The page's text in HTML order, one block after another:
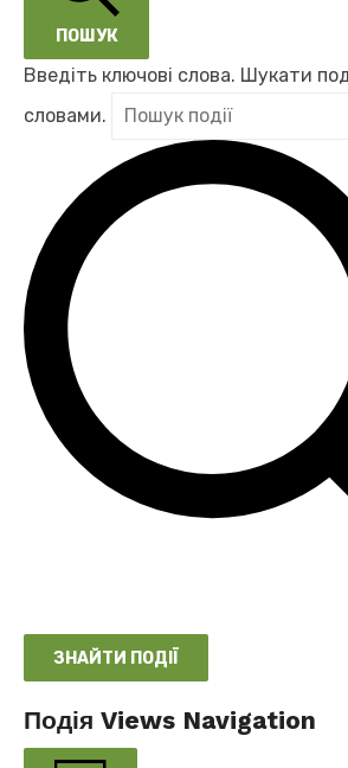
ПОШУК
Введіть ключові слова. Шукати
словами.
ЗНАЙТИ ПОДІЇ
Подія Views Navigation